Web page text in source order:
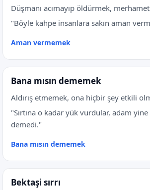
Düşmanı acımayıp öldürmek,
"Böyle kahpe insanlara sakın aman
Aman vermemek
Bana mısın dememek
Aldırış etmemek, ona hiçbir şey etkili
"Sırtına o kadar yük vurdular, adam yine
demedi."
Bana mısın dememek
Bektaşi sırrı